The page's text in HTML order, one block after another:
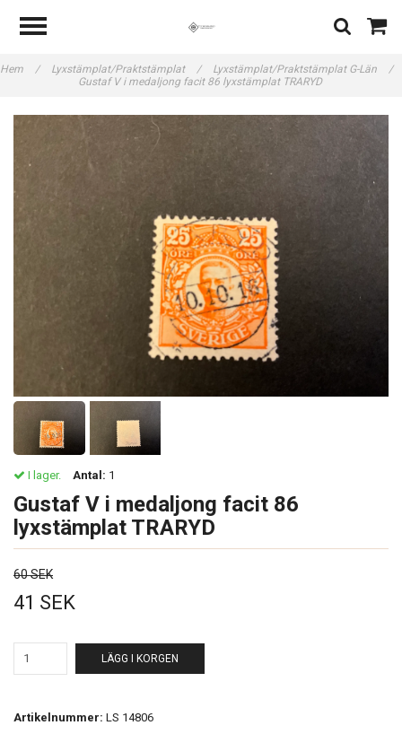
Hem / Lyxstämplat/Praktstämplat / Lyxstämplat/Praktstämplat G-Län
/
Gustaf V i medaljong facit 86 lyxstämplat TRARYD
I lager. Antal: 1
Gustaf V i medaljong facit 86
lyxstämplat TRARYD
60 SEK
41 SEK
LÄGG I KORGEN
Artikelnummer: LS 14806